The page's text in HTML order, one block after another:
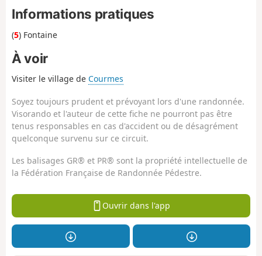
Informations pratiques
(5) Fontaine
À voir
Visiter le village de Courmes
Soyez toujours prudent et prévoyant lors d'une randonnée.
Visorando et l'auteur de cette fiche ne pourront pas être
tenus responsables en cas d'accident ou de désagrément
quelconque survenu sur ce circuit.
Les balisages GR® et PR® sont la propriété intellectuelle de
la Fédération Française de Randonnée Pédestre.
Ouvrir dans l'app